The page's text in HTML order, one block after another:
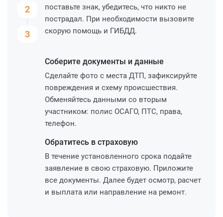
2
3
поставьте знак, убедитесь, что никто не
пострадал. При необходимости вызовите
скорую помощь и ГИБДД.
Соберите документы и данные
Сделайте фото с места ДТП, зафиксируйте
повреждения и схему происшествия.
Обменяйтесь данными со вторым
участником: полис ОСАГО, ПТС, права,
телефон.
Обратитесь в страховую
В течение установленного срока подайте
заявление в свою страховую. Приложите
все документы. Далее будет осмотр, расчет
и выплата или направление на ремонт.